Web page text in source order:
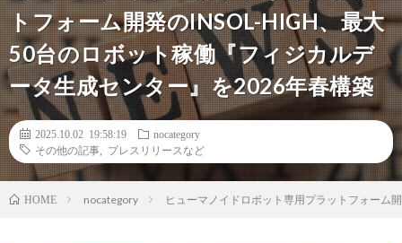
トフォーム開発のINSOL-HIGH、最大
50台のロボット稼働『フィジカルデ
ータ生成センター』を2026年春構築
2025.10.02 19:58:19
nocategory
その他の記事
プレスリリースなど
HOME nocategory ヒューマノイドロボット専用プラットフォーム